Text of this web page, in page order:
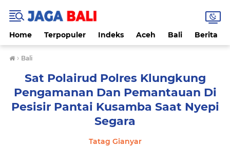
Home Terpopuler Indeks Aceh Bali Berita
› Bali
Sat Polairud Polres Klungkung
Pengamanan Dan Pemantauan Di
Pesisir Pantai Kusamba Saat Nyepi
Segara
Tatag Gianyar